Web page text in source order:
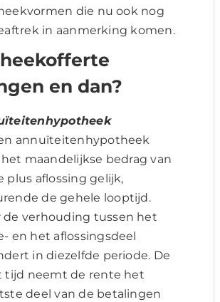
die nu ook nog
in aanmerking komen.
en dan?
annuïteitenhypotheek
maandelijkse bedrag van
plus aflossing gelijk,
de gehele looptijd.
de verhouding tussen het
en het aflossingsdeel
in diezelfde periode. De
tijd neemt de rente het
deel van de betalingen